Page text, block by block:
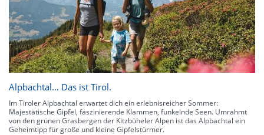
Alpbachtal… Das ist Tirol.
Im Tiroler Alpbachtal erwartet dich ein erlebnisreicher Sommer:
Majestätische Gipfel, faszinierende Klammen, funkelnde Seen. Umrahmt
von den grünen Grasbergen der Kitzbüheler Alpen ist das Alpbachtal ein
Geheimtipp für große und kleine Gipfelstürmer.